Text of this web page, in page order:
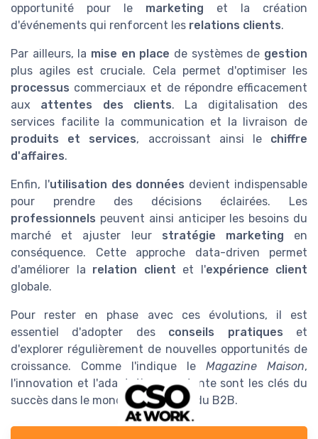
opportunité pour le marketing et la création
d'événements qui renforcent les relations clients.
Par ailleurs, la mise en place de systèmes de gestion
plus agiles est cruciale. Cela permet d'optimiser les
processus commerciaux et de répondre efficacement
aux attentes des clients. La digitalisation des
services facilite la communication et la livraison de
produits et services, accroissant ainsi le chiffre
d'affaires.
Enfin, l'utilisation des données devient indispensable
pour prendre des décisions éclairées. Les
professionnels peuvent ainsi anticiper les besoins du
marché et ajuster leur stratégie marketing en
conséquence. Cette approche data-driven permet
d'améliorer la relation client et l'expérience client
globale.
Pour rester en phase avec ces évolutions, il est
essentiel d'adopter des conseils pratiques et
d'explorer régulièrement de nouvelles opportunités de
croissance. Comme l'indique le Magazine Maison,
l'innovation et l'adaptation constante sont les clés du
succès dans le monde dynamique du B2B.